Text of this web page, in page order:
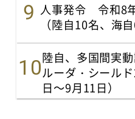
人事発令 令和8
（陸自10名、海
陸自、多国間実
ルーダ・シール
日～9月11日）